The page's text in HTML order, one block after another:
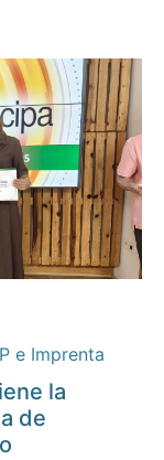
e Imprenta
la
de